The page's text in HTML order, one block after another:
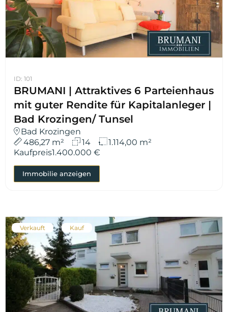
ID: 101
BRUMANI | Attraktives 6 Parteienhaus
mit guter Rendite für Kapitalanleger |
Bad Krozingen/ Tunsel
Bad Krozingen
486,27 m²
14
1.114,00 m²
Kaufpreis1.400.000 €
Immobilie anzeigen
Verkauft Kauf